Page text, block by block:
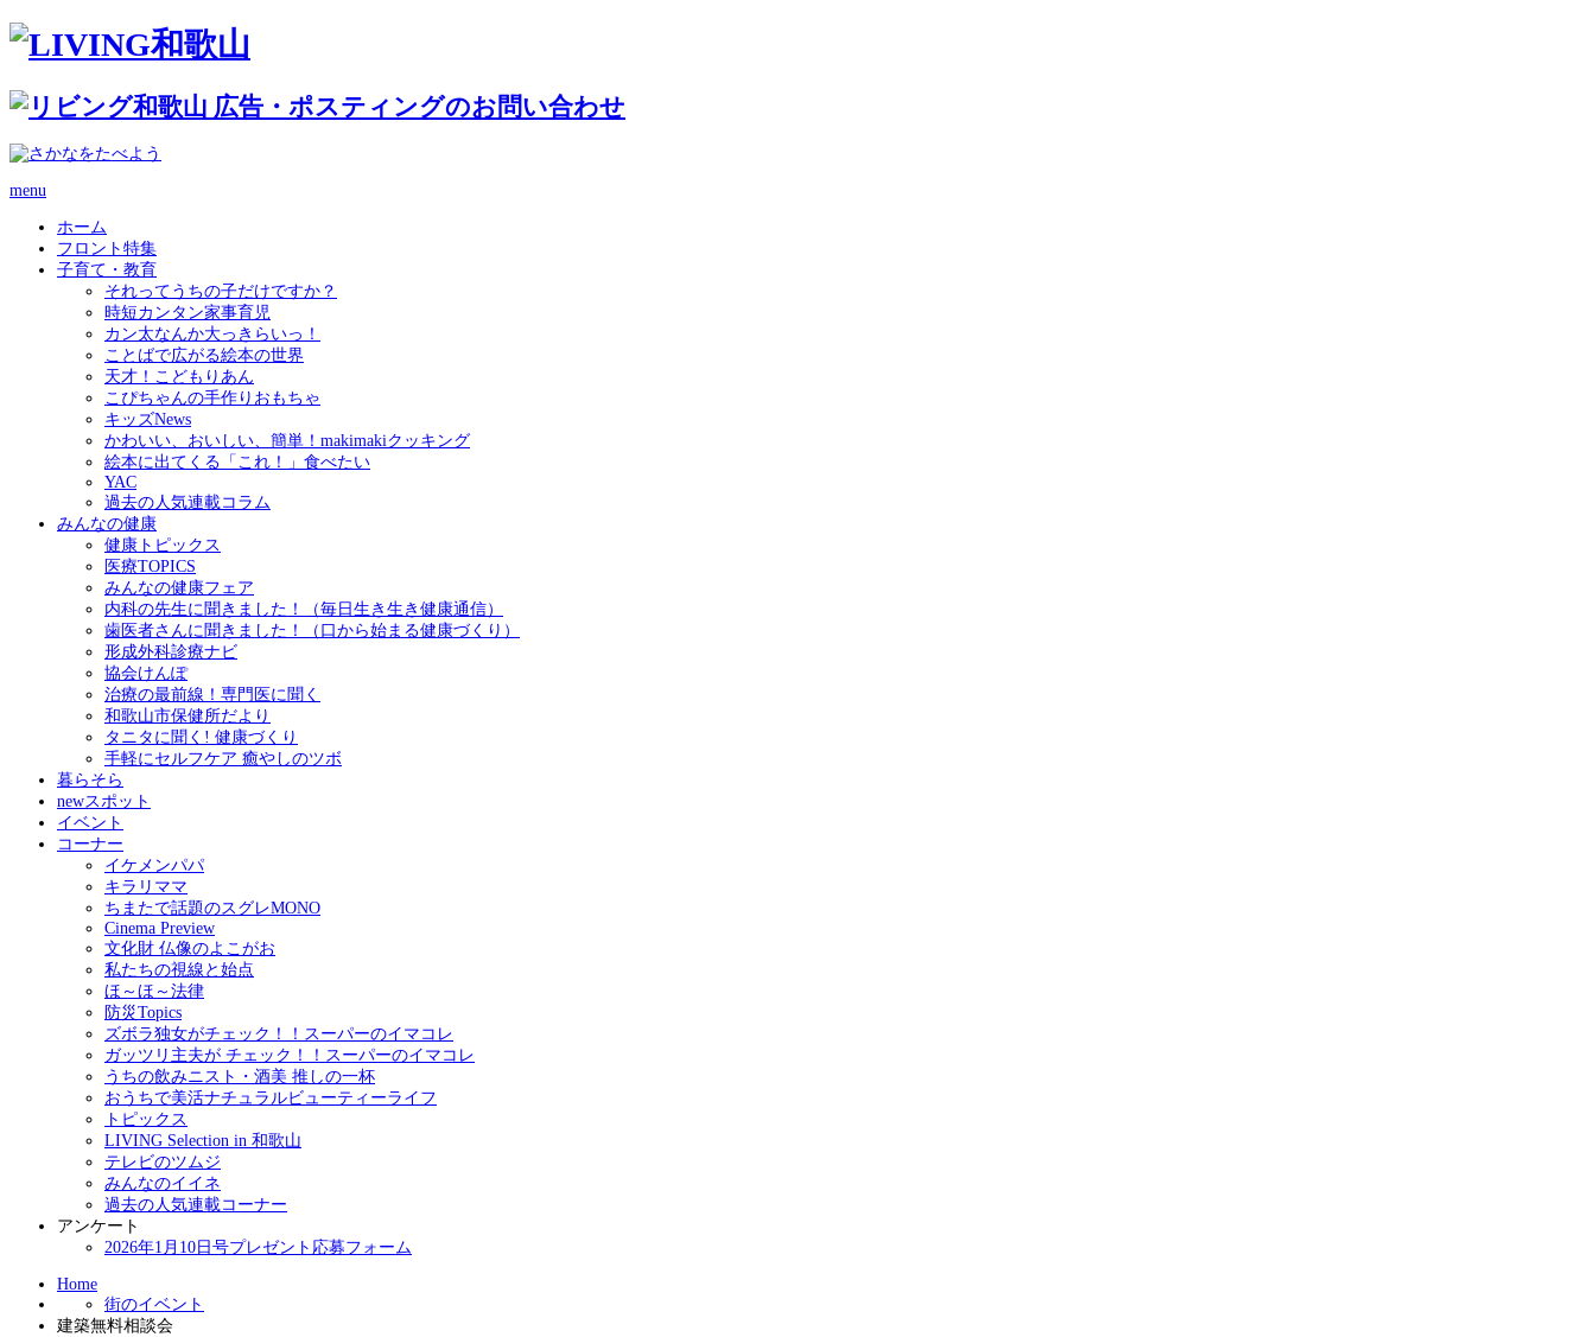
menu
ホーム
フロント特集
子育て・教育
それってうちの子だけですか？
時短カンタン家事育児
カン太なんか大っきらいっ！
ことばで広がる絵本の世界
天才！こどもりあん
こぴちゃんの手作りおもちゃ
キッズNews
かわいい、おいしい、簡単！makimakiクッキング
絵本に出てくる「これ！」食べたい
YAC
過去の人気連載コラム
みんなの健康
健康トピックス
医療TOPICS
みんなの健康フェア
内科の先生に聞きました！（毎日生き生き健康通信）
歯医者さんに聞きました！（口から始まる健康づくり）
形成外科診療ナビ
協会けんぽ
治療の最前線！専門医に聞く
和歌山市保健所だより
タニタに聞く! 健康づくり
手軽にセルフケア 癒やしのツボ
暮らそら
newスポット
イベント
コーナー
イケメンパパ
キラリママ
ちまたで話題のスグレMONO
Cinema Preview
文化財 仏像のよこがお
私たちの視線と始点
ほ～ほ～法律
防災Topics
ズボラ独女がチェック！！スーパーのイマコレ
ガッツリ主夫が チェック！！スーパーのイマコレ
うちの飲みニスト・酒美 推しの一杯
おうちで美活ナチュラルビューティーライフ
トピックス
LIVING Selection in 和歌山
テレビのツムジ
みんなのイイネ
過去の人気連載コーナー
アンケート
2026年1月10日号プレゼント応募フォーム
Home
街のイベント
建築無料相談会